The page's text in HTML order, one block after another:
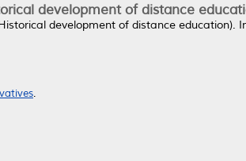
development of distance
development of distance education).
.